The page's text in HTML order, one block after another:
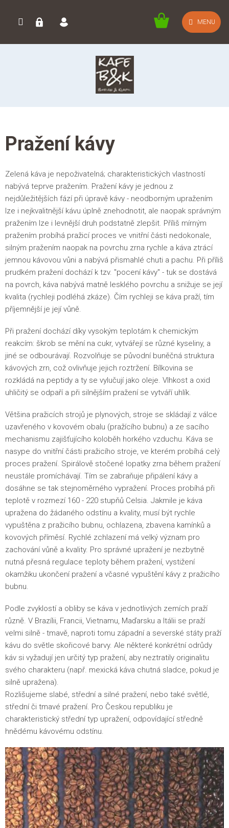
obsah
MENU
NÁKUPNÍ
KOŠÍK
Pražení kávy
Zelená káva je nepoživatelná; charakteristických vlastností
nabývá teprve pražením. Pražení kávy je jednou z
nejdůležitějších fází při úpravě kávy - neodborným upražením
lze i nejkvalitnější kávu úplně znehodnotit, ale naopak správným
pražením lze i levnější druh podstatně zlepšit. Příliš mírným
pražením probíhá pražicí proces ve vnitřní části nedokonale,
silným pražením naopak na povrchu zrna rychle a káva ztrácí
jemnou kávovou vůni a nabývá přismahlé chuti a pachu. Při příliš
prudkém pražení dochází k tzv. "pocení kávy" - tuk se dostává
na povrch, káva nabývá matně lesklého povrchu a snižuje se její
kvalita (rychleji podléhá zkáze). Čím rychleji se káva praží, tím
příjemnější je její vůně.
Při pražení dochází díky vysokým teplotám k chemickým
reakcím: škrob se mění na cukr, vytvářejí se různé kyseliny, a
jiné se odbourávají. Rozvolňuje se původní buněčná struktura
kávových zrn, což ovlivňuje jejich roztržení. Bílkovina se
rozkládá na peptidy a ty se vylučují jako oleje. Vlhkost a oxid
uhličitý se odpaří a při silnějším pražení se vytváří uhlík.
Většina pražicích strojů je plynových, stroje se skládají z válce
uzavřeného v kovovém obalu (pražícího bubnu) a ze sacího
mechanismu zajišťujícího koloběh horkého vzduchu. Káva se
nasype do vnitřní části pražicího stroje, ve kterém probíhá celý
proces pražení. Spirálově stočené lopatky zrna během pražení
neustále promíchávají. Tím se zabraňuje připálení kávy a
dosáhne se tak stejnoměrného vypražení. Proces probíhá při
teplotě v rozmezí 160 - 220 stupňů Celsia. Jakmile je káva
upražena do žádaného odstínu a kvality, musí být rychle
vypuštěna z pražicího bubnu, ochlazena, zbavena kamínků a
kovových příměsí. Rychlé zchlazení má velký význam pro
zachování vůně a kvality. Pro správné upražení je nezbytně
nutná přesná regulace teploty během pražení, vystižení
okamžiku ukončení pražení a včasné vypuštění kávy z pražicího
bubnu.
Podle zvyklostí a obliby se káva v jednotlivých zemích praží
různě. V Brazílii, Francii, Vietnamu, Maďarsku a Itálii se praží
velmi silně - tmavě, naproti tomu západní a severské státy praží
kávu do světle skořicové barvy. Ale některé konkrétní odrůdy
káv si vyžadují jen určitý typ pražení, aby neztratily originalitu
svého charakteru (např. mexická káva chutná sladce, pokud je
silně upražena).
Rozlišujeme slabé, střední a silné pražení, nebo také světlé,
střední či tmavé pražení. Pro Českou republiku je
charakteristický střední typ upražení, odpovídající středně
hnědému kávovému odstínu.